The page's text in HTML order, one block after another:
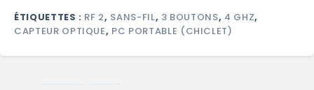
ÉTIQUETTES : RF 2, SANS-FIL, 3 BOUTONS, 4 GHZ,
CAPTEUR OPTIQUE, PC PORTABLE (CHICLET)